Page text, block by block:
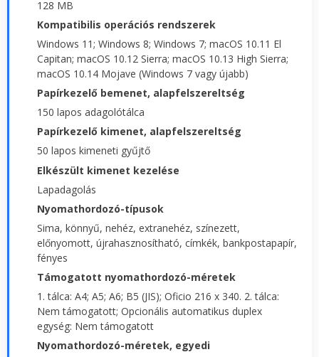
128 MB
Kompatibilis operációs rendszerek
Windows 11; Windows 8; Windows 7; macOS 10.11 El
Capitan; macOS 10.12 Sierra; macOS 10.13 High Sierra;
macOS 10.14 Mojave (Windows 7 vagy újabb)
Papírkezelő bemenet, alapfelszereltség
150 lapos adagolótálca
Papírkezelő kimenet, alapfelszereltség
50 lapos kimeneti gyűjtő
Elkészült kimenet kezelése
Lapadagolás
Nyomathordozó-típusok
Sima, könnyű, nehéz, extranehéz, színezett,
előnyomott, újrahasznosítható, címkék, bankpostapapír,
fényes
Támogatott nyomathordozó-méretek
1. tálca: A4; A5; A6; B5 (JIS); Oficio 216 x 340. 2. tálca:
Nem támogatott; Opcionális automatikus duplex
egység: Nem támogatott
Nyomathordozó-méretek, egyedi